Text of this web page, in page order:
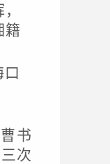
籍
书
次